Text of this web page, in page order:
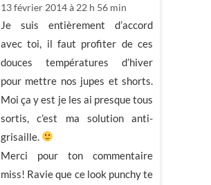
13 février 2014 à 22 h 56 min
Je suis entièrement d’accord
avec toi, il faut profiter de ces
douces températures d’hiver
pour mettre nos jupes et shorts.
Moi ça y est je les ai presque tous
sortis, c’est ma solution anti-
grisaille.
Merci pour ton commentaire
miss! Ravie que ce look punchy te